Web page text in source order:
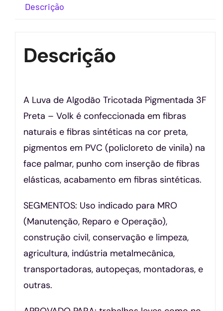
Descrição
Descrição
A Luva de Algodão Tricotada Pigmentada 3F
Preta – Volk é confeccionada em fibras
naturais e fibras sintéticas na cor preta,
pigmentos em PVC (policloreto de vinila) na
face palmar, punho com inserção de fibras
elásticas, acabamento em fibras sintéticas.
SEGMENTOS: Uso indicado para MRO
(Manutenção, Reparo e Operação),
construção civil, conservação e limpeza,
agricultura, indústria metalmecânica,
transportadoras, autopeças, montadoras, e
outras.